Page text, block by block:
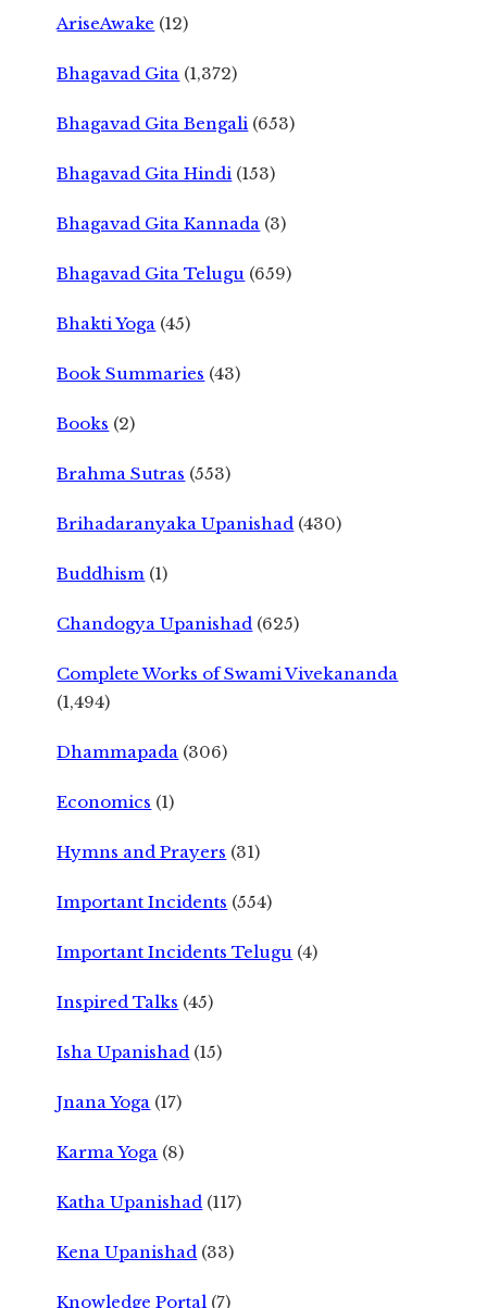
AriseAwake (12)
Bhagavad Gita (1,372)
Bhagavad Gita Bengali (653)
Bhagavad Gita Hindi (153)
Bhagavad Gita Kannada (3)
Bhagavad Gita Telugu (659)
Bhakti Yoga (45)
Book Summaries (43)
Books (2)
Brahma Sutras (553)
Brihadaranyaka Upanishad (430)
Buddhism (1)
Chandogya Upanishad (625)
Complete Works of Swami Vivekananda
(1,494)
Dhammapada (306)
Economics (1)
Hymns and Prayers (31)
Important Incidents (554)
Important Incidents Telugu (4)
Inspired Talks (45)
Isha Upanishad (15)
Jnana Yoga (17)
Karma Yoga (8)
Katha Upanishad (117)
Kena Upanishad (33)
Knowledge Portal (7)